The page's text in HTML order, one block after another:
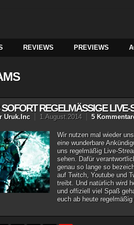
REVIEWS PREVIEWS
REGELMÄSSIGE LIVE-
Uruk.Inc 1.August.2014 5
Wir nutzen mal wieder
eine wunderbare
uns regelmäßig Live-
sehen. Dafür
genau so lange so
auf Twitch, Youtube und
treibt. Und natürlich wird
und offiziell viel Spaß
euch ab heute